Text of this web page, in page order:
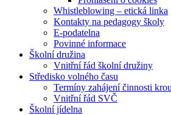
Whistleblowing – etická linka
Kontakty na pedagogy školy
E-podatelna
Povinné informace
Školní družina
Vnitřní řád školní družiny
Středisko volného času
Termíny zahájení činnosti
Vnitřní řád SVČ
Školní jídelna